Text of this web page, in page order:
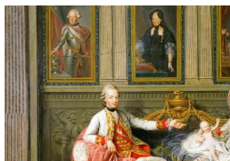
Image